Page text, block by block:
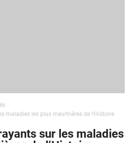
maladies les plus meurtrières de l’Histoire
sur les maladies